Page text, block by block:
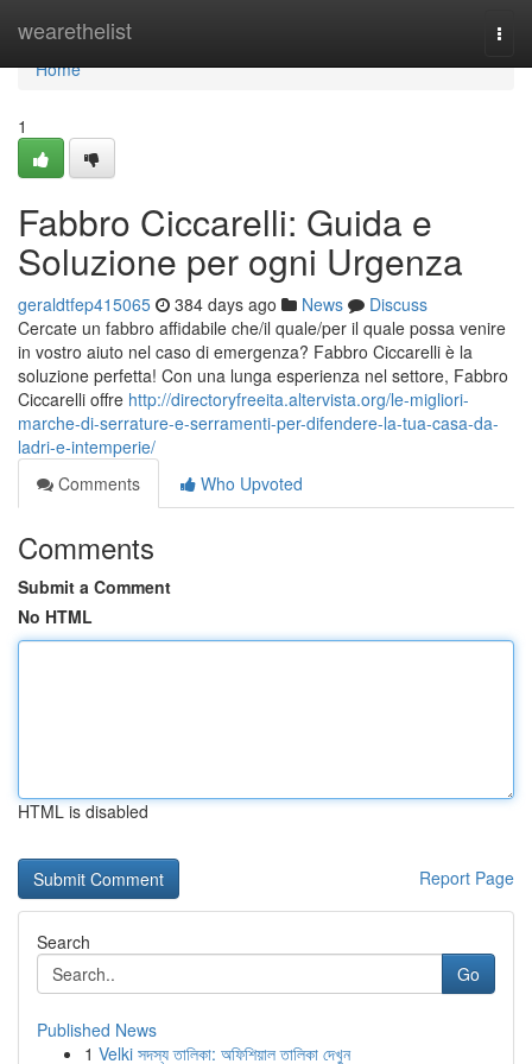
wearethelist
Home
Home
1
Fabbro Ciccarelli: Guida e
Soluzione per ogni Urgenza
geraldtfep415065 384 days ago News
Discuss
Cercate un fabbro affidabile che/il quale/per il quale possa venire
in vostro aiuto nel caso di emergenza? Fabbro Ciccarelli è la
soluzione perfetta! Con una lunga esperienza nel settore, Fabbro
Ciccarelli offre http://directoryfreeita.altervista.org/le-migliori-
marche-di-serrature-e-serramenti-per-difendere-la-tua-casa-da-
ladri-e-intemperie/
Comments
Who Upvoted
Comments
Submit a Comment
No HTML
HTML is disabled
Report Page
Search
Go
Published News
1 Velki সদস্য তালিকা: অফিশিয়াল তালিকা দেখুন